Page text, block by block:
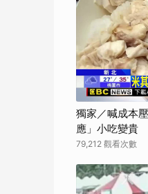
獨家／喊成本
應」小吃變貴
79,212 觀看次數